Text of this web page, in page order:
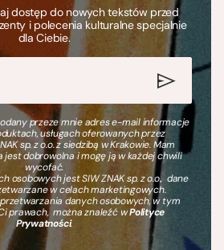
dostęp do nowych tekstów przed
i polecenia kulturalne specjalnie
dla Ciebie.
przeze mnie adres e-mail informacje
usługach oferowanych przez
sp. z o.o. z siedzibą w Krakowie. Mam
jest dobrowolna i mogę ją w każdej chwili
wycofać.
osobowych jest SIW ZNAK sp. z o.o., dane
w celach marketingowych.
przetwarzania danych osobowych, w tym
prawach, można znaleźć wPolityce
Prywatności.